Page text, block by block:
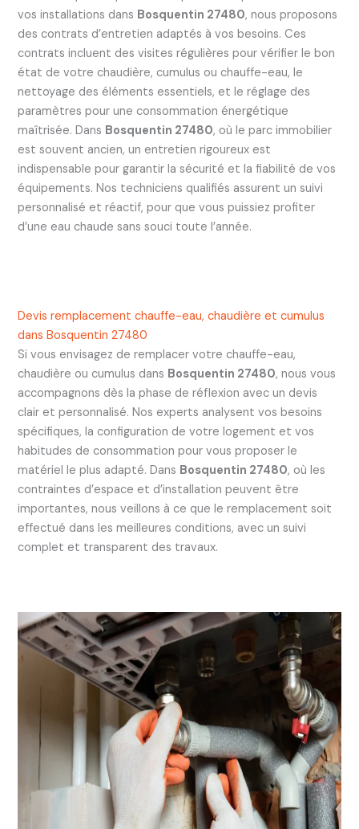
vos installations dans Bosquentin 27480, nous proposons
des contrats d’entretien adaptés à vos besoins. Ces
contrats incluent des visites régulières pour vérifier le bon
état de votre chaudière, cumulus ou chauffe-eau, le
nettoyage des éléments essentiels, et le réglage des
paramètres pour une consommation énergétique
maîtrisée. Dans Bosquentin 27480, où le parc immobilier
est souvent ancien, un entretien rigoureux est
indispensable pour garantir la sécurité et la fiabilité de vos
équipements. Nos techniciens qualifiés assurent un suivi
personnalisé et réactif, pour que vous puissiez profiter
d’une eau chaude sans souci toute l’année.
Devis remplacement chauffe-eau, chaudière et cumulus
dans Bosquentin 27480
Si vous envisagez de remplacer votre chauffe-eau,
chaudière ou cumulus dans Bosquentin 27480, nous vous
accompagnons dès la phase de réflexion avec un devis
clair et personnalisé. Nos experts analysent vos besoins
spécifiques, la configuration de votre logement et vos
habitudes de consommation pour vous proposer le
matériel le plus adapté. Dans Bosquentin 27480, où les
contraintes d’espace et d’installation peuvent être
importantes, nous veillons à ce que le remplacement soit
effectué dans les meilleures conditions, avec un suivi
complet et transparent des travaux.